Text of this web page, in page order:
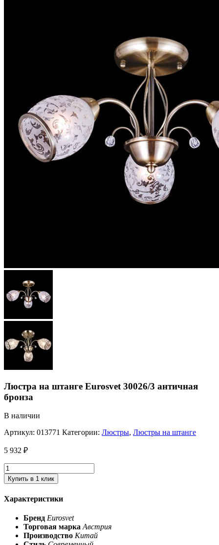
Люстра на штанге Eurosvet 30026/3 античная
бронза
В наличии
Артикул: 013771 Категории: Люстры, Люстры на штанге
5 932 ₽
Купить в 1 клик
Характеристики
Бренд Eurosvet
Торговая марка Австрия
Производство Китай